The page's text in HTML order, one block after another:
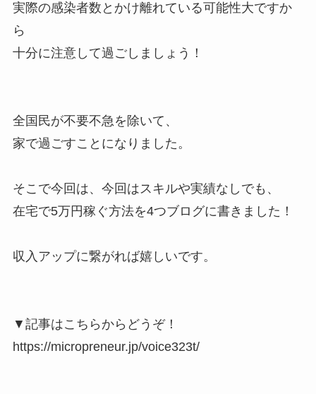
実際の感染者数とかけ離れている可能性大ですか
ら
十分に注意して過ごしましょう！
全国民が不要不急を除いて、
家で過ごすことになりました。
そこで今回は、今回はスキルや実績なしでも、
在宅で5万円稼ぐ方法を4つブログに書きました！
収入アップに繋がれば嬉しいです。
▼記事はこちらからどうぞ！
https://micropreneur.jp/voice323t/